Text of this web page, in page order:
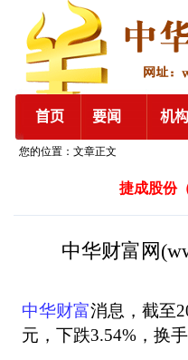
您的位置：文章正文
捷成股份
中华财富网
中华财富消息，截至
元，下跌3.54%，换